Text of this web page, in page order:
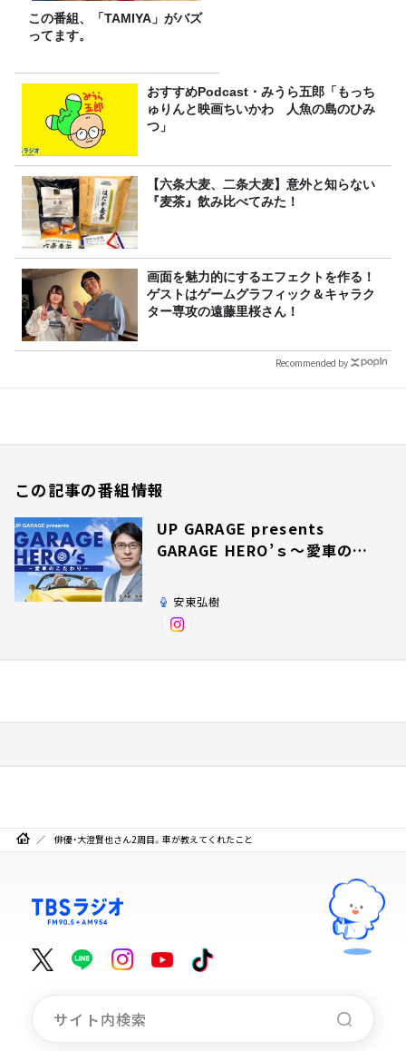
この番組、「TAMIYA」がバズ
ってます。
おすすめPodcast・みうら五郎「もっち
ゅりんと映画ちいかわ 人魚の島のひみ
つ」
【六条大麦、二条大麦】意外と知らない
『麦茶』飲み比べてみた！
画面を魅力的にするエフェクトを作る！
ゲストはゲームグラフィック＆キャラク
ター専攻の遠藤里桜さん！
Recommended by
この記事の番組情報
UP GARAGE presents
GARAGE HERO’ｓ～愛車のこ
安東弘樹
俳優・大澄賢也さん2周目。車が教えてくれたこと